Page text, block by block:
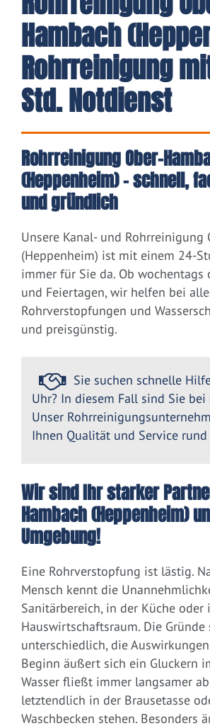
Hambach
Rohrreinigung
Std. Notdienst
Rohrreinigung Ober-
(Heppenheim) – schnell,
und gründlich
Unsere Kanal- und Rohrreinigung
(Heppenheim) ist mit einem 24-
immer für Sie da. Ob wochentags
und Feiertagen, wir helfen bei
Rohrverstopfungen und
und preisgünstig.
Sie suchen schnelle
Uhr? In diesem Fall sind Sie
Unser
Ihnen Qualität und Service
Wir sind Ihr starker
Hambach (Heppenheim)
Umgebung!
Eine Rohrverstopfung ist lästig.
Mensch kennt die
Sanitärbereich, in der Küche oder
Hauswirtschaftsraum. Die Gründe
unterschiedlich, die
Beginn äußert sich ein Gluckern
Wasser fließt immer langsamer
letztendlich in der Brausetasse
Waschbecken stehen. Besonders